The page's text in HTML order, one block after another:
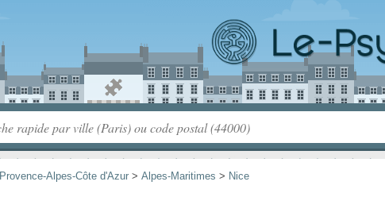
Provence-Alpes-Côte d'Azur > Alpes-Maritimes > Nice